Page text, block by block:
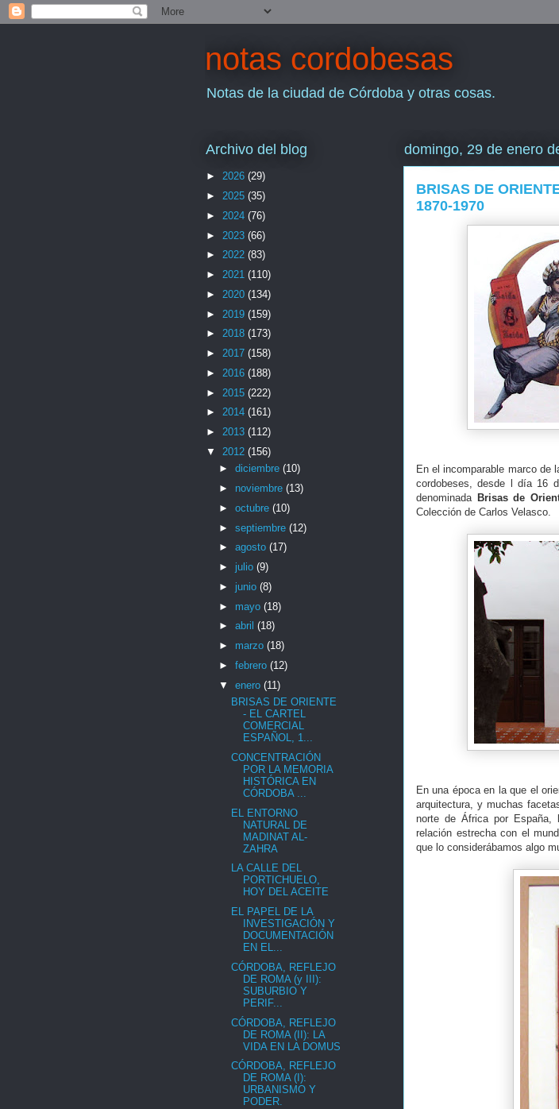
notas cordobesas
Notas de la ciudad de Córdoba y otras cosas.
domingo, 29 de enero
BRISAS DE
1870-1970
En el incomparable marco de
cordobeses, desde l día 16
denominada Brisas de
Colección de Carlos Velasco.
En una época en la que el
arquitectura, y muchas
norte de África por
relación estrecha con el
que lo considerábamos algo
Archivo del blog
► 2026 (29)
► 2025 (35)
► 2024 (76)
► 2023 (66)
► 2022 (83)
► 2021 (110)
► 2020 (134)
► 2019 (159)
► 2018 (173)
► 2017 (158)
► 2016 (188)
► 2015 (222)
► 2014 (161)
► 2013 (112)
▼ 2012 (156)
► diciembre (10)
► noviembre (13)
► octubre (10)
► septiembre (12)
► agosto (17)
► julio (9)
► junio (8)
► mayo (18)
► abril (18)
► marzo (18)
► febrero (12)
▼ enero (11)
BRISAS DE ORIENTE
- EL CARTEL
COMERCIAL
ESPAÑOL, 1...
CONCENTRACIÓN
POR LA MEMORIA
HISTÓRICA EN
CÓRDOBA ...
EL ENTORNO
NATURAL DE
MADINAT AL-
ZAHRA
LA CALLE DEL
PORTICHUELO,
HOY DEL ACEITE
EL PAPEL DE LA
INVESTIGACIÓN Y
DOCUMENTACIÓN
EN EL...
CÓRDOBA, REFLEJO
DE ROMA (y III):
SUBURBIO Y
PERIF...
CÓRDOBA, REFLEJO
DE ROMA (II): LA
VIDA EN LA DOMUS
CÓRDOBA, REFLEJO
DE ROMA (I):
URBANISMO Y
PODER.